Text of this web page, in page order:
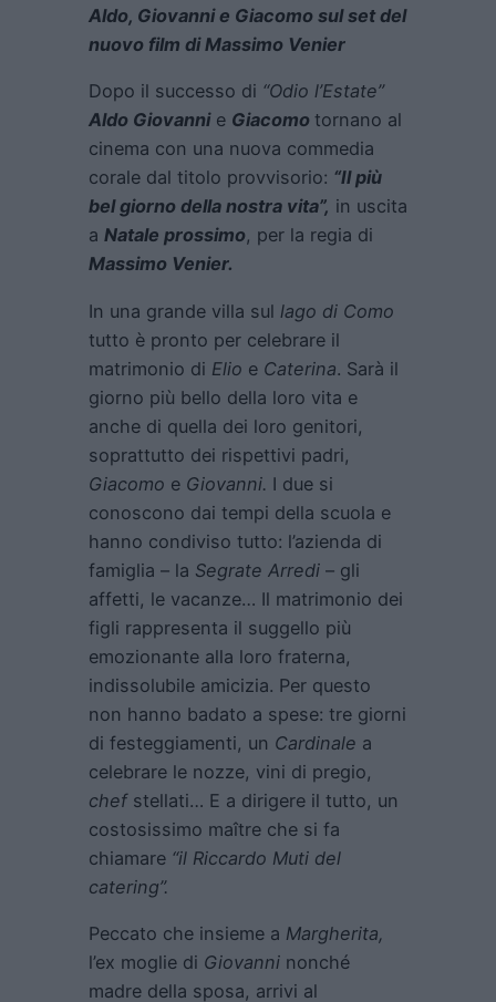
Aldo, Giovanni e Giacomo sul set del
nuovo film di Massimo Venier
Dopo il successo di “Odio l’Estate”
Aldo Giovanni e Giacomo tornano al
cinema con una nuova commedia
corale dal titolo provvisorio: “Il più
bel giorno della nostra vita”, in uscita
a Natale prossimo, per la regia di
Massimo Venier.
In una grande villa sul lago di Como
tutto è pronto per celebrare il
matrimonio di Elio e Caterina. Sarà il
giorno più bello della loro vita e
anche di quella dei loro genitori,
soprattutto dei rispettivi padri,
Giacomo e Giovanni. I due si
conoscono dai tempi della scuola e
hanno condiviso tutto: l’azienda di
famiglia – la Segrate Arredi – gli
affetti, le vacanze… Il matrimonio dei
figli rappresenta il suggello più
emozionante alla loro fraterna,
indissolubile amicizia. Per questo
non hanno badato a spese: tre giorni
di festeggiamenti, un Cardinale a
celebrare le nozze, vini di pregio,
chefstellati… E a dirigere il tutto, un
costosissimo maître che si fa
chiamare “il Riccardo Muti del
catering”.
Peccato che insieme a Margherita,
l’ex moglie di Giovanni nonché
madre della sposa, arrivi al